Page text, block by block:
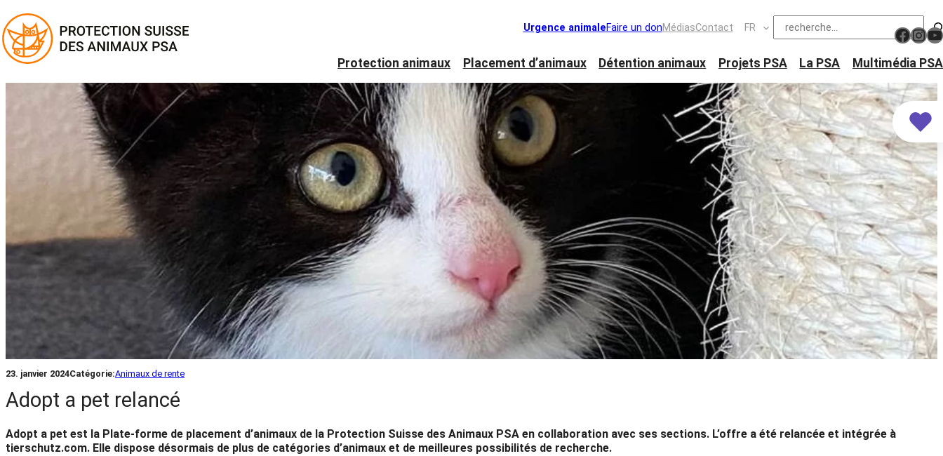
Urgence animaleFaire un donMédiasContact FR
Suchen
https://www.facebook.com/
Protection animaux Placement d’animaux Détention animaux Projets PSA La PSA Multimédia PSA
23. janvier 2024Catégorie:Animaux de rente
Adopt a pet relancé
Adopt a pet est la Plate-forme de placement d’animaux de la Protection Suisse des Animaux PSA en collaboration avec ses sections. L’offre a été relancée et intégrée à
tierschutz.com. Elle dispose désormais de plus de catégories d’animaux et de meilleures possibilités de recherche.